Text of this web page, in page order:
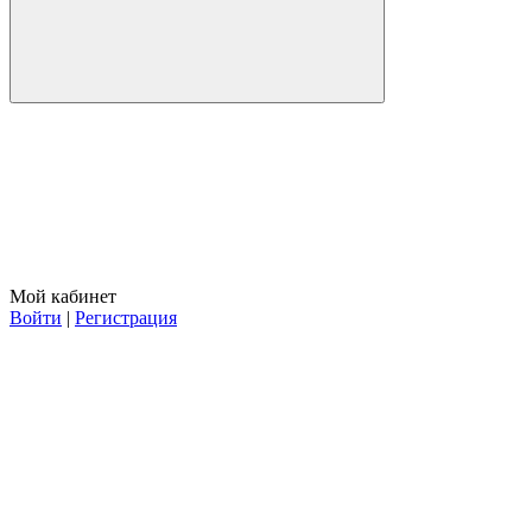
Мой кабинет
Войти | Регистрация